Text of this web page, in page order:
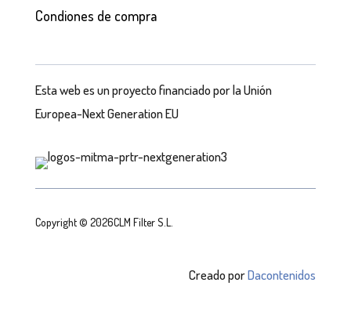
Condiones de compra
Esta web es un proyecto financiado por la Unión
Europea-Next Generation EU
Copyright © 2026CLM Filter S.L.
Creado porDacontenidos